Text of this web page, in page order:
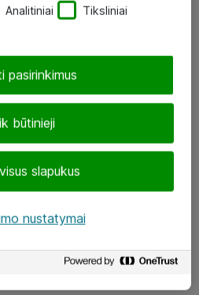
Analitiniai Tiksliniai
būtinieji
slapukus
pasirinkimus
nustatymai